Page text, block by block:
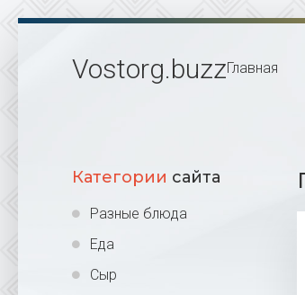
Vostorg.buzzГлавная
Категории сайта
Разные блюда
Еда
Сыр